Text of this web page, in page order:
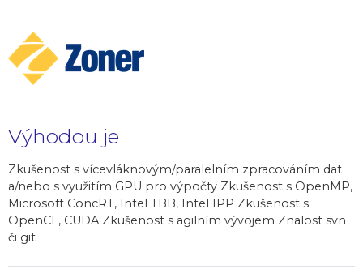
Výhodou je
Zkušenost s vícevláknovým/paralelním zpracováním dat
a/nebo s využitím GPU pro výpočty Zkušenost s OpenMP,
Microsoft ConcRT, Intel TBB, Intel IPP Zkušenost s
OpenCL, CUDA Zkušenost s agilním vývojem Znalost svn
či git